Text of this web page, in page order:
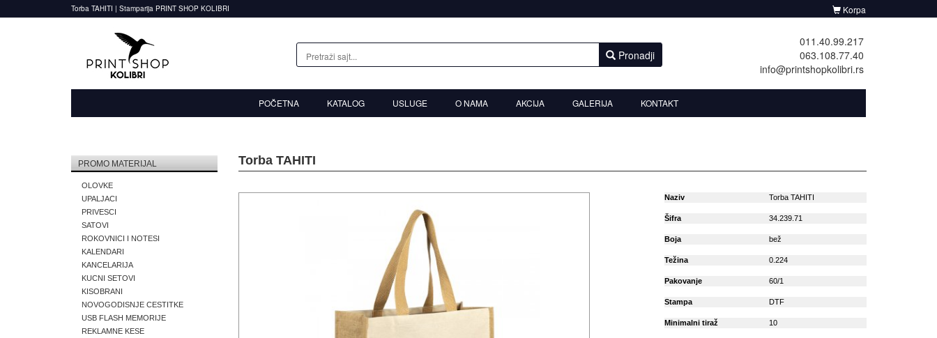
Torba TAHITI | Stamparija PRINT SHOP KOLIBRI Korpa
Pronadji
011.40.99.217
063.108.77.40
info@printshopkolibri.rs
POČETNA KATALOG USLUGE O NAMA AKCIJA GALERIJA KONTAKT
PROMO MATERIJAL
OLOVKE
UPALJACI
PRIVESCI
SATOVI
ROKOVNICI I NOTESI
KALENDARI
KANCELARIJA
KUCNI SETOVI
KISOBRANI
NOVOGODISNJE CESTITKE
USB FLASH MEMORIJE
REKLAMNE KESE
Torba TAHITI
Naziv Torba TAHITI
Šifra 34.239.71
Boja bež
Težina 0.224
Pakovanje 60/1
Stampa DTF
Minimalni tiraž 10